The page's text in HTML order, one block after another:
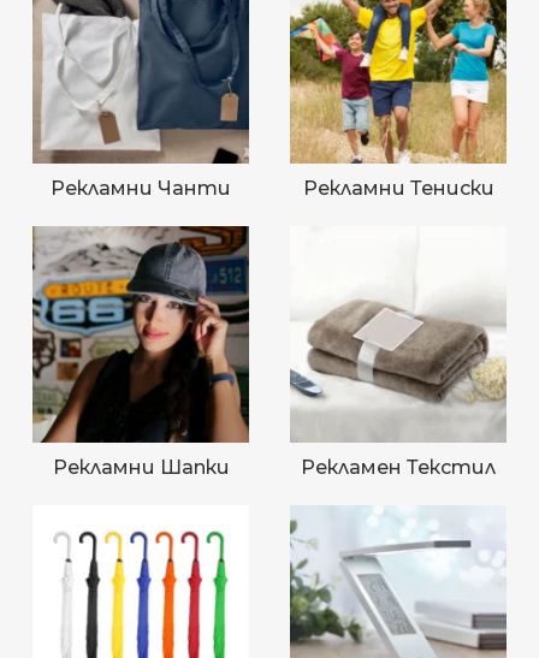
Рекламни Чанти Рекламни Тениски
Рекламни Шапки Рекламен Текстил